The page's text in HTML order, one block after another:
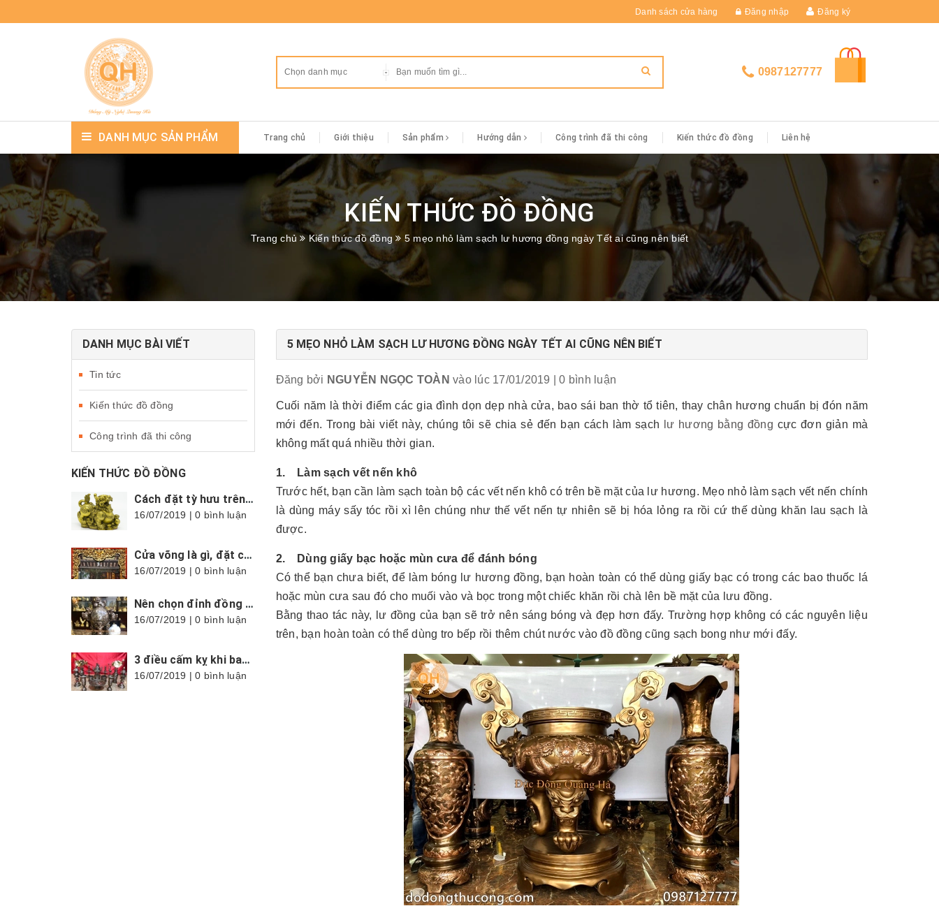
Danh sách cửa hàng Đăng nhập Đăng ký
Chọn danh mục 0987127777
DANH MỤC SẢN PHẨM Trang chủ Giới thiệu Sản phẩm Hướng dẫn Công trình đã thi công Kiến thức đồ đồng Liên hệ
KIẾN THỨC ĐỒ ĐỒNG
Trang chủ Kiến thức đồ đồng 5 mẹo nhỏ làm sạch lư hương đồng ngày Tết ai cũng nên biết
5 MẸO NHỎ LÀM SẠCH LƯ HƯƠNG ĐỒNG NGÀY TẾT AI CŨNG NÊN BIẾT
Đăng bởi NGUYỄN NGỌC TOÀN vào lúc 17/01/2019 | 0 bình luận
Cuối năm là thời điểm các gia đình dọn dẹp nhà cửa, bao sái ban thờ tổ tiên, thay chân hương chuẩn bị đón năm
mới đến. Trong bài viết này, chúng tôi sẽ chia sẻ đến bạn cách làm sạch
lư hương bằng đồng cực đơn giản mà
không mất quá nhiều thời gian.
1. Làm sạch vết nến khô
Trước hết, bạn cần làm sạch toàn bộ các vết nến khô có trên bề mặt của lư hương. Mẹo nhỏ làm sạch vết nến chính
là dùng máy sấy tóc rồi xì lên chúng như thế vết nến tự nhiên sẽ bị hóa lỏng ra rồi cứ thế dùng khăn lau sạch là
được.
2. Dùng giấy bạc hoặc mùn cưa để đánh bóng
Có thể bạn chưa biết, để làm bóng lư hương đồng, bạn hoàn toàn có thể dùng giấy bạc có trong các bao thuốc lá
hoặc mùn cưa sau đó cho muối vào và bọc trong một chiếc khăn rồi chà lên bề mặt của lưu đồng.
Bằng thao tác này, lư đồng của bạn sẽ trở nên sáng bóng và đẹp hơn đấy. Trường hợp không có các nguyên liệu
trên, bạn hoàn toàn có thể dùng tro bếp rồi thêm chút nước vào đồ đồng cũng sạch bong như mới đấy.
DANH MỤC BÀI VIẾT
Tin tức
Kiến thức đồ đồng
Công trình đã thi công
KIẾN THỨC ĐỒ ĐỒNG
Cách đặt tỳ hưu trên bàn thờ thần tài cực chuẩn, hợp phong thủy
16/07/2019 | 0 bình luận
Cửa võng là gì, đặt cửa võng thế nào mới đúng?
16/07/2019 | 0 bình luận
Nên chọn đỉnh đồng tròn hay vuông?
16/07/2019 | 0 bình luận
3 điều cấm kỵ khi bao sái ban thờ nhất là trong tháng cô hồn
16/07/2019 | 0 bình luận